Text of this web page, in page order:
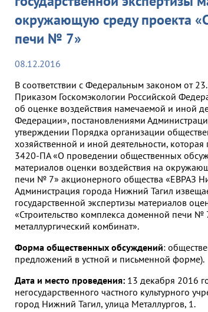
окружающую среду проекта
печи № 7»
08.12.2016
В соответствии с Федеральным законом от
Приказом Госкомэкологии Российской
об оценке воздействия намечаемой и иной
Федерации», постановлениями
утверждении Порядка организации
хозяйственной и иной деятельности,
3420-ПА «О проведении общественных
материалов оценки воздействия на
печи № 7» акционерного общества «ЕВРАЗ
Администрация города Нижний Тагил
государственной экспертизы материалов
«Строительство комплекса доменной печи
металлургический комбинат».
Форма общественных обсуждений:
предложений в устной и письменной форме).
Дата и место проведения: 13 декабря 2016
негосударственного частного культурного
город Нижний Тагил, улица Металлургов, 1.